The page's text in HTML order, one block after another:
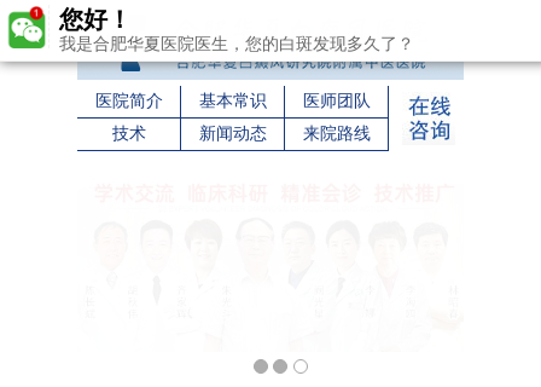
医院简介 基本常识
医师团队
技术
新闻动态 来院路线
您好！
我是合肥华夏医院医生，您的白斑发现多久了？